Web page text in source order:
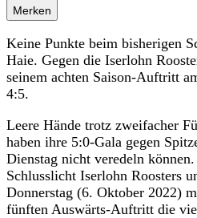
Merken
Keine Punkte beim bisherigen
Haie. Gegen die Iserlohn
seinem achten Saison-Auftritt
4:5.
Leere Hände trotz zweifacher
haben ihre 5:0-Gala gegen
Dienstag nicht veredeln
Schlusslicht Iserlohn Roosters
Donnerstag (6. Oktober 2022)
fünften Auswärts-Auftritt die